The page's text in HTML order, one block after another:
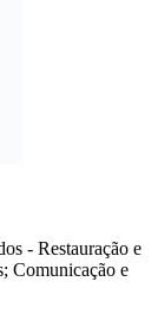
- Restauração e
Comunicação e